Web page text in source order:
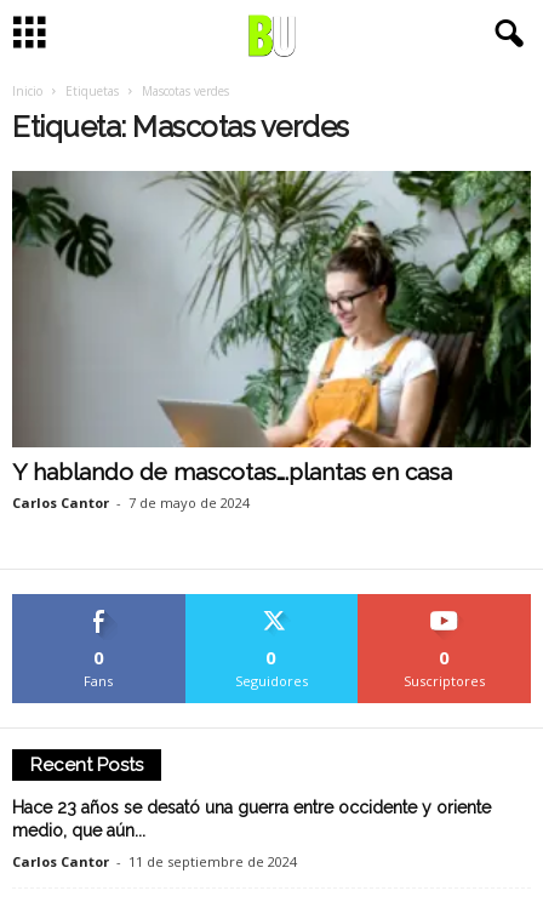
Inicio Etiquetas Mascotas verdes
Etiqueta: Mascotas verdes
Y hablando de mascotas….plantas en casa
Carlos Cantor - 7 de mayo de 2024
0
Fans
0
Seguidores
0
Suscriptores
Recent Posts
Hace 23 años se desató una guerra entre occidente y oriente
medio, que aún...
Carlos Cantor - 11 de septiembre de 2024